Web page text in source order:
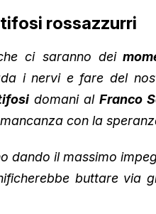
tifosi rossazzurri
ci saranno dei
i nervi e fare del
domani al Franco
con la
dando il massimo
buttare via